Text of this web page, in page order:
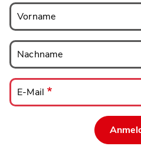
Vorname
Vorname
Nachname
Nachname
E-
Mail
E-Mail